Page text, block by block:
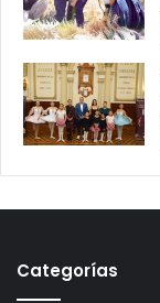
Categorías